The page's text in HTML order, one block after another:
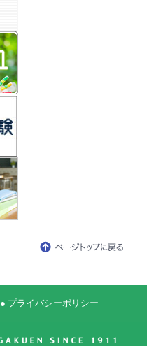
● プライバシーポリシー